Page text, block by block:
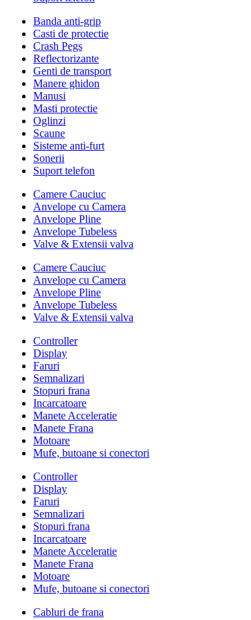
Banda anti-grip
Casti de protectie
Crash Pegs
Reflectorizante
Genti de transport
Manere ghidon
Manusi
Masti protectie
Oglinzi
Scaune
Sisteme anti-furt
Sonerii
Suport telefon
Camere Cauciuc
Anvelope cu Camera
Anvelope Pline
Anvelope Tubeless
Valve & Extensii valva
Camere Cauciuc
Anvelope cu Camera
Anvelope Pline
Anvelope Tubeless
Valve & Extensii valva
Controller
Display
Faruri
Semnalizari
Stopuri frana
Incarcatoare
Manete Acceleratie
Manete Frana
Motoare
Mufe, butoane si conectori
Controller
Display
Faruri
Semnalizari
Stopuri frana
Incarcatoare
Manete Acceleratie
Manete Frana
Motoare
Mufe, butoane si conectori
Cabluri de frana